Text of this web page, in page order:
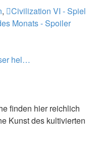
,
Civilization VI - Spiel
Monats - Spoiler
hel…
finden hier reichlich
Kunst des kultivierten